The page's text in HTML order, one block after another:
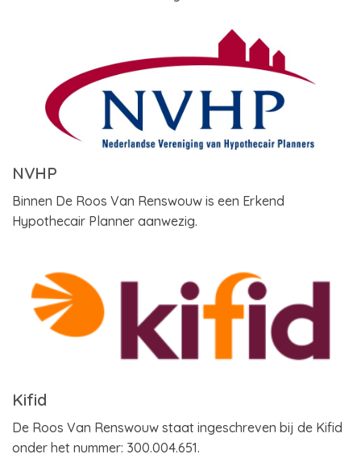
NVHP
Binnen De Roos Van Renswouw is een Erkend
Hypothecair Planner aanwezig.
Kifid
De Roos Van Renswouw staat ingeschreven bij de Kifid
onder het nummer: 300.004.651.